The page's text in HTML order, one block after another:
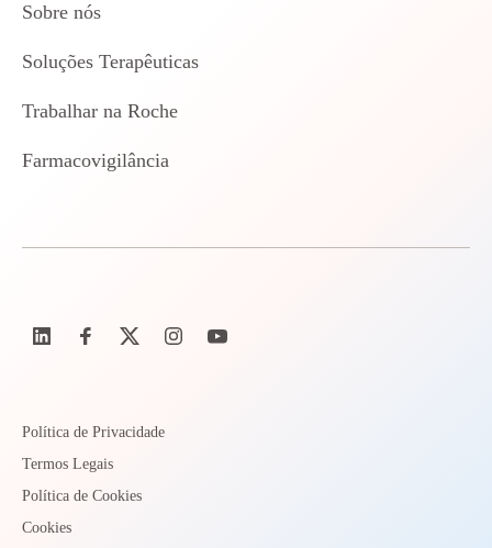
Sobre nós
Soluções Terapêuticas
Trabalhar na Roche
Farmacovigilância
Política de Privacidade
Termos Legais
Política de Cookies
Cookies